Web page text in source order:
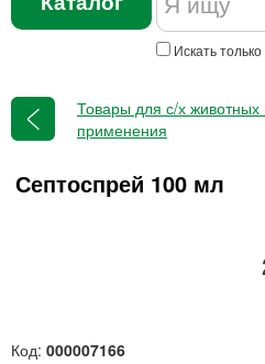
Искать
Товары для с/х животных
применения
Септоспрей 100 мл
Код: 000007166